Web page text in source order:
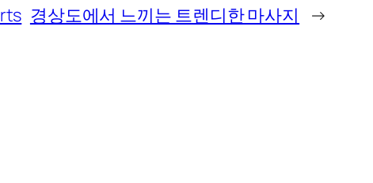
경상도에서 느끼는 트렌디한 마사지 →